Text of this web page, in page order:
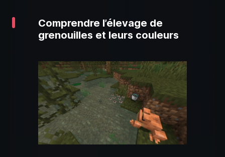
Comprendre l’élevage de
grenouilles et leurs couleurs